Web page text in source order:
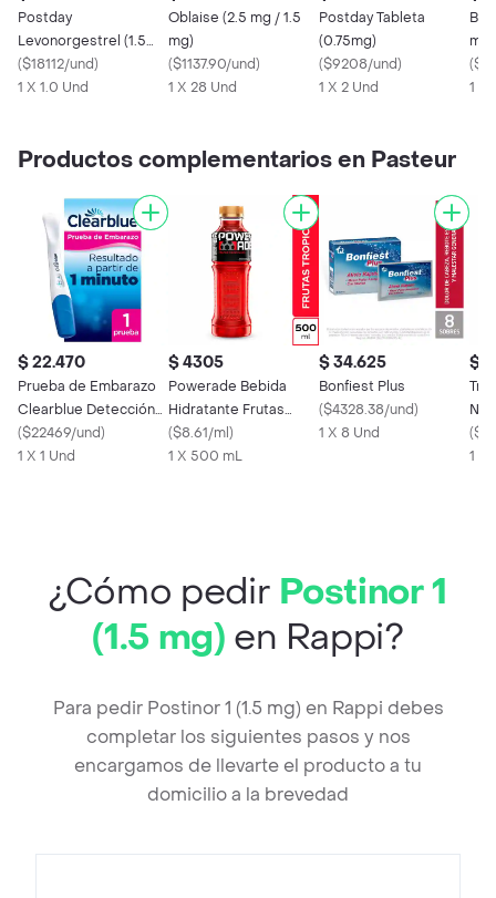
Postday
Levonorgestrel (1.5
mg)
($18112/und)
1 X 1.0 Und
Oblaise (2.5 mg / 1.5
mg)
($1137.90/und)
1 X 28 Und
Postday Tableta
(0.75mg)
($9208/und)
1 X 2 Und
mg)
(
1 X
Productos complementarios en Pasteur
$ 22.470
Prueba de Embarazo
Clearblue Detección
Rápida 1 Prueba
($22469/und)
1 X 1 Und
$ 4305
Powerade Bebida
Hidratante Frutas
Tropicales 500 mL
($8.61/ml)
1 X 500 mL
$ 34.625
Bonfiest Plus
($4328.38/und)
1 X 8 Und
$
(
1 x
¿Cómo pedir Postinor 1
(1.5 mg) en Rappi?
Para pedir Postinor 1 (1.5 mg) en Rappi debes
completar los siguientes pasos y nos
encargamos de llevarte el producto a tu
domicilio a la brevedad